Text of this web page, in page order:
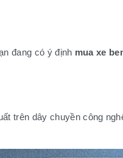
đang có ý định mua xe
trên dây chuyền công